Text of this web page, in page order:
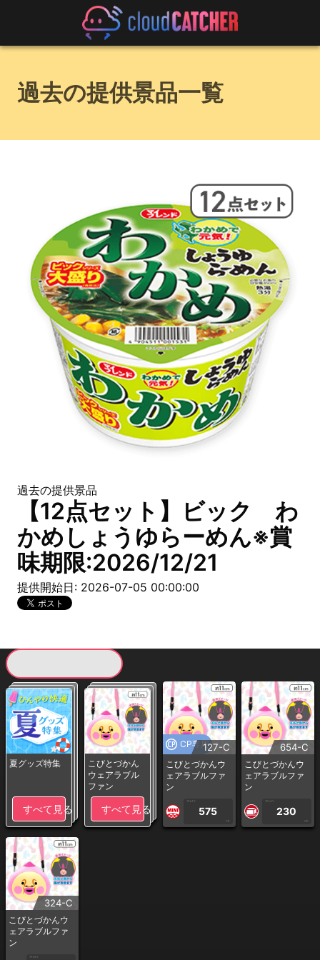
過去の提供景品一覧
過去の提供景品
【12点セット】ビック わ
かめしょうゆらーめん※賞
味期限:2026/12/21
提供開始日: 2026-07-05 00:00:00
夏グッズ特集
すべて見る
こびとづかん
ウェアラブル
ファン
すべて見る
CP専用127-C
こびとづかんウ
ェアラブルファ
ン
1PLAY
575
CP
654-C
こびとづかんウ
ェアラブルファ
ン
1PLAY
230
CP
324-C
こびとづかんウ
ェアラブルファ
ン
1PLAY